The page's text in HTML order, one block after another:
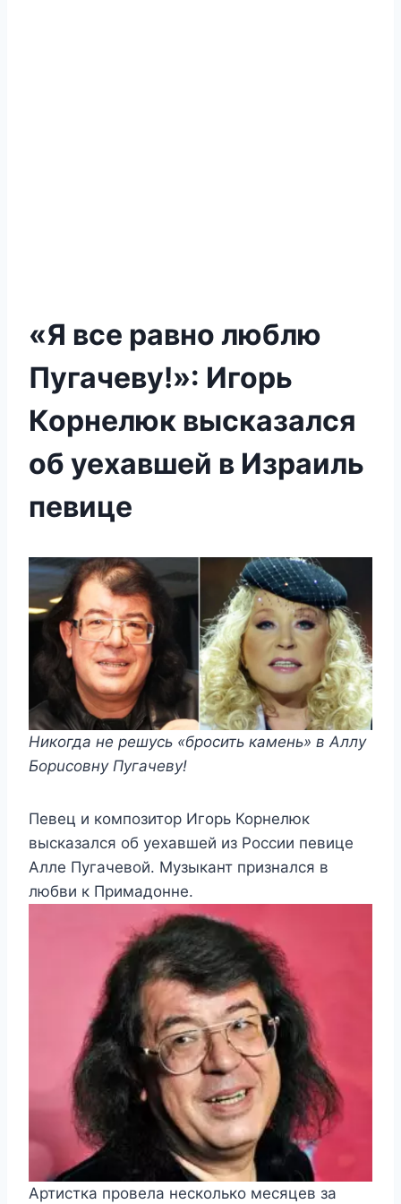
«Я все равно люблю
Пугачеву!»: Игорь
Корнелюк высказался
об уехавшей в Израиль
певице
Никогда не решусь «бросить камень» в Аллу
Борuсовну Пугачеву!
Певец и композитор Игорь Корнелюк
высказался об уехавшей из России певице
Алле Пугачевой. Музыкант признался в
любви к Примадонне.
Артистка провела несколько месяцев за